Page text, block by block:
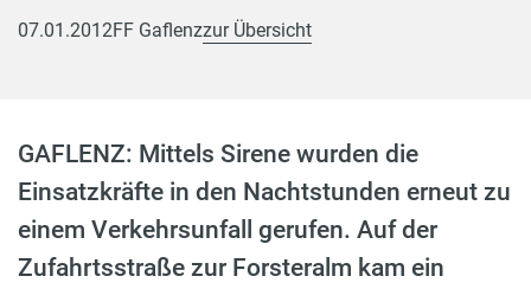
07.01.2012FF Gaflenzzur Übersicht
GAFLENZ: Mittels Sirene wurden die
Einsatzkräfte in den Nachtstunden erneut zu
einem Verkehrsunfall gerufen. Auf der
Zufahrtsstraße zur Forsteralm kam ein